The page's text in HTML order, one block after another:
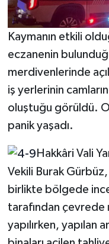
Kaymanın etkili
eczanenin
merdivenlerinde
iş yerlerinin
oluştuğu görüldü.
panik yaşadı.
Hakkâri Vali
Vekili Burak
birlikte bölgede
tarafından çevrede
yapılırken, yapılan